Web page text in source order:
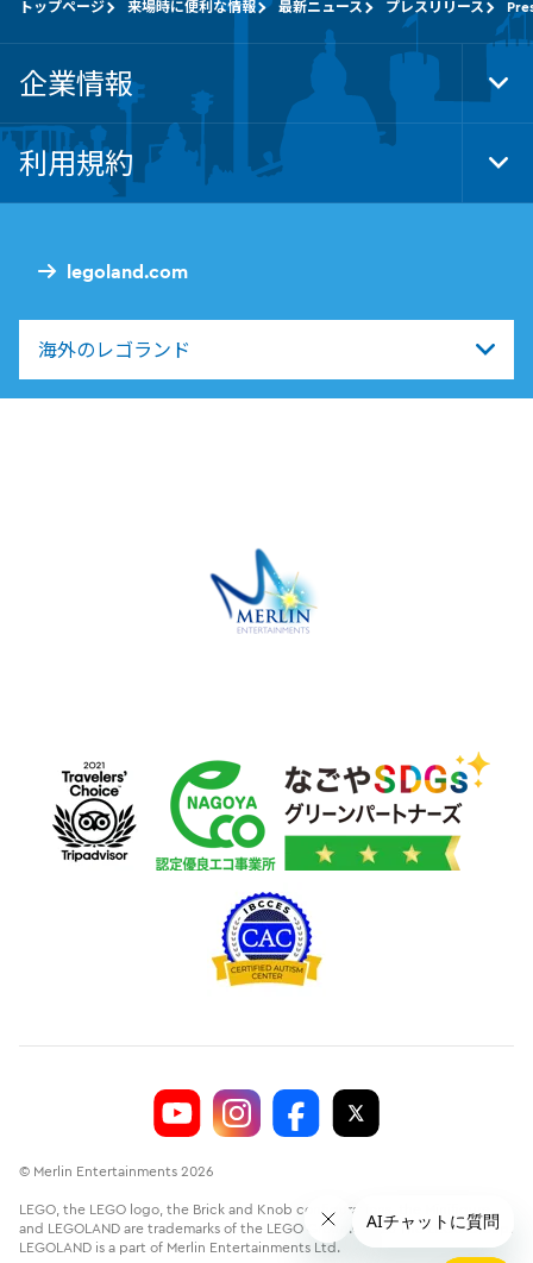
legoland.com
海外のレゴランド
トップページ 来場時に便利な情報 最新ニュース プレスリリース
企業情報
利用規約
© Merlin Entertainments 2026
LEGO, the LEGO logo, the Brick and Knob configurations, the Minifigure
and LEGOLAND are trademarks of the LEGO Group.©2026 The LEGO Group.
LEGOLAND is a part of Merlin Entertainments Ltd.